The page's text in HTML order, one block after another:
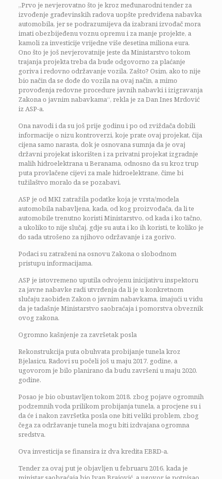
„Prvo je nevjerovatno što je kroz međunarodni tender za
izvođenje građevinskih radova uopšte predviđena nabavka
automobila, jer se podrazumijeva da izabrani izvođač mora
imati obezbijeđenu voznu opremu i za manje projekte, a
kamoli za investicije vrijedne više desetina miliona eura.
Ono što je još nevjerovatnije jeste da Ministarstvo tokom
trajanja projekta treba da bude odgovorno za plaćanje
goriva i redovno održavanje vozila. Zašto? Osim, ako to nije
bio način da se dođe do vozila na ovaj način, a mimo
provođenja redovne procedure javnih nabavki i izigravanja
Zakona o javnim nabavkama“, rekla je za Dan Ines Mrdović
iz ASP-a.
Ona navodi i da su još prije godinu i po od zviždača dobili
informacije o nizu kontroverzi, koje prate ovaj projekat, čija
cijena samo narasta, dok je osnovana sumnja da je ovaj
državni projekat iskorišten i za privatni projekat izgradnje
malih hidroelektrana u Beranama, odnosno da su kroz trup
puta provlačene cijevi za male hidroelektrane, čime bi
tužilaštvo moralo da se pozabavi.
ASP je od MKI zatražila podatke koja je vrsta/modela
automobila nabavljena, kada, od kog proizvođača, da li te
automobile trenutno koristi Ministarstvo, od kada i ko tačno,
a ukoliko to nije slučaj, gdje su auta i ko ih koristi, te koliko je
do sada utrošeno za njihovo održavanje i za gorivo.
Podaci su zatraženi na osnovu Zakona o slobodnom
pristupu informacijama.
ASP je istovremeno uputila odvojenu inicijativu inspektoru
za javne nabavke radi utvrđenja da li je u konkretnom
slučaju zaobiđen Zakon o javnim nabavkama, imajući u vidu
da je tadašnje Ministarstvo saobraćaja i pomorstva obveznik
ovog zakona.
Ogromno kašnjenje za završetak posla
Rekonstrukcija puta obuhvata probijanje tunela kroz
Bjelasicu. Radovi su počeli još u maju 2017. godine, a
ugovorom je bilo planirano da budu završeni u maju 2020.
godine.
Posao je bio obustavljen tokom 2018. zbog pojave ogromnih
podzemnih voda prilikom probijanja tunela, a procjene su i
da će i nakon završetka posla one biti veliki problem, zbog
čega za održavanje tunela mogu biti izdvajana ogromna
sredstva.
Ova investicija se finansira iz dva kredita EBRD-a.
Tender za ovaj put je objavljen u februaru 2016, kada je